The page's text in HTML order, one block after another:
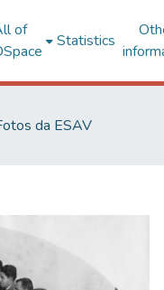
of
Statistics
da ESAV